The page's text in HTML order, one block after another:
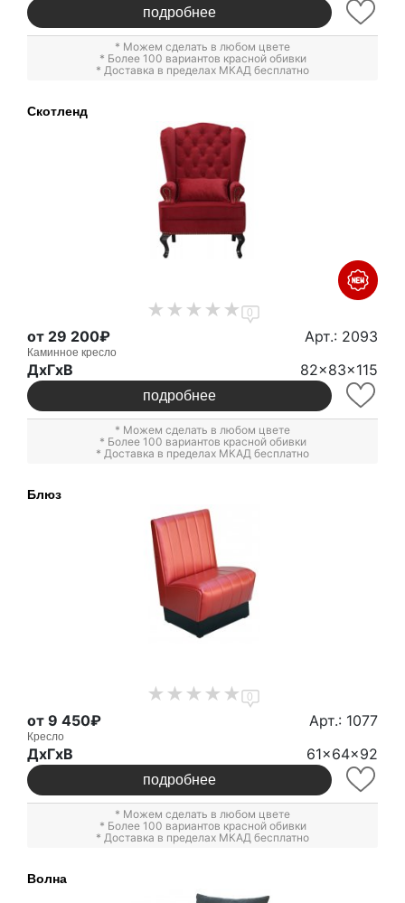
подробнее
* Можем сделать в любом цвете
* Более 100 вариантов красной обивки
* Доставка в пределах МКАД бесплатно
Скотленд
0
от 29 200₽ Арт.: 2093
Каминное кресло
ДxГxВ 82x83x115
подробнее
* Можем сделать в любом цвете
* Более 100 вариантов красной обивки
* Доставка в пределах МКАД бесплатно
Блюз
0
от 9 450₽ Арт.: 1077
Кресло
ДxГxВ 61x64x92
подробнее
* Можем сделать в любом цвете
* Более 100 вариантов красной обивки
* Доставка в пределах МКАД бесплатно
Волна